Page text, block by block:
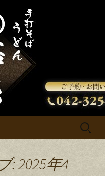
をお知らせいた
検
: 2025年4